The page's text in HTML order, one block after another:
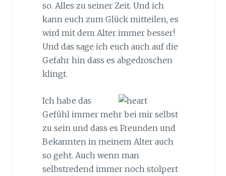
so. Alles zu seiner Zeit. Und ich
kann euch zum Glück mitteilen, es
wird mit dem Alter immer besser!
Und das sage ich euch auch auf die
Gefahr hin dass es abgedroschen
klingt.
Ich habe das
Gefühl immer mehr bei mir selbst
zu sein und dass es Freunden und
Bekannten in meinem Alter auch
so geht. Auch wenn man
selbstredend immer noch stolpert